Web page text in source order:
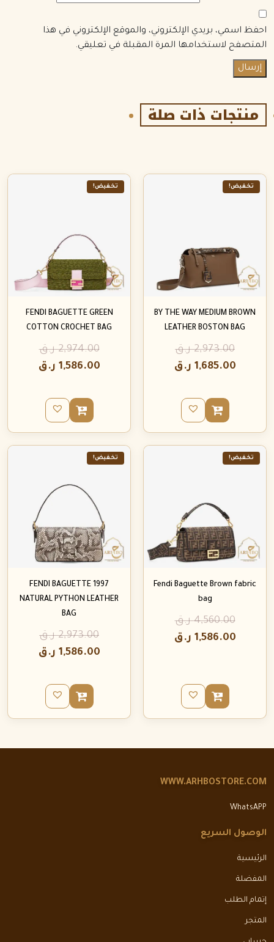
احفظ اسمي، بريدي الإلكتروني، والموقع الإلكتروني في هذا
المتصفح لاستخدامها المرة المقبلة في تعليقي.
منتجات ذات صلة
تخفيض!
BY THE WAY MEDIUM BROWN
LEATHER BOSTON BAG
2,973.00 ر.ق
1,685.00 ر.ق
تخفيض!
FENDI BAGUETTE GREEN
COTTON CROCHET BAG
2,974.00 ر.ق
1,586.00 ر.ق
تخفيض!
Fendi Baguette Brown fabric
bag
4,560.00 ر.ق
1,586.00 ر.ق
تخفيض!
FENDI BAGUETTE 1997
NATURAL PYTHON LEATHER
BAG
2,973.00 ر.ق
1,586.00 ر.ق
WWW.ARHBOSTORE.COM
WhatsAPP
الوصول السريع
الرئيسية
المفضلة
إتمام الطلب
المتجر